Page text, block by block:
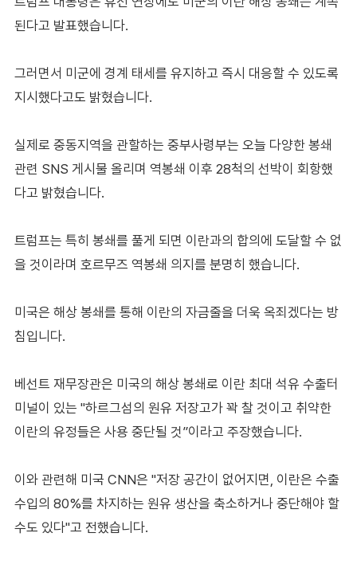
된다고 발표했습니다.
그러면서 미군에 경계 태세를 유지하고 즉시 대응할 수 있도록
지시했다고도 밝혔습니다.
실제로 중동지역을 관할하는 중부사령부는 오늘 다양한 봉쇄
관련 SNS 게시물 올리며 역봉쇄 이후 28척의 선박이 회항했
다고 밝혔습니다.
트럼프는 특히 봉쇄를 풀게 되면 이란과의 합의에 도달할 수 없
을 것이라며 호르무즈 역봉쇄 의지를 분명히 했습니다.
미국은 해상 봉쇄를 통해 이란의 자금줄을 더욱 옥죄겠다는 방
침입니다.
베선트 재무장관은 미국의 해상 봉쇄로 이란 최대 석유 수출터
미널이 있는 "하르그섬의 원유 저장고가 꽉 찰 것이고 취약한
이란의 유정들은 사용 중단될 것”이라고 주장했습니다.
이와 관련해 미국 CNN은 "저장 공간이 없어지면, 이란은 수출
수입의 80%를 차지하는 원유 생산을 축소하거나 중단해야 할
수도 있다"고 전했습니다.